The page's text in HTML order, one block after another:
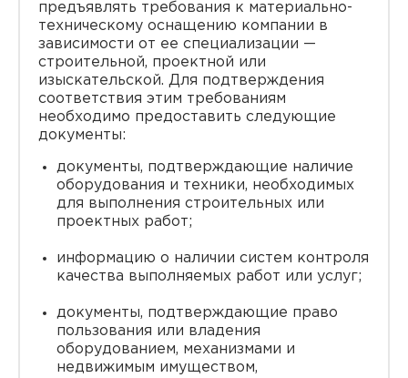
предъявлять требования к материально-
техническому оснащению компании в
зависимости от ее специализации —
строительной, проектной или
изыскательской. Для подтверждения
соответствия этим требованиям
необходимо предоставить следующие
документы:
документы, подтверждающие наличие
оборудования и техники, необходимых
для выполнения строительных или
проектных работ;
информацию о наличии систем контроля
качества выполняемых работ или услуг;
документы, подтверждающие право
пользования или владения
оборудованием, механизмами и
недвижимым имуществом,